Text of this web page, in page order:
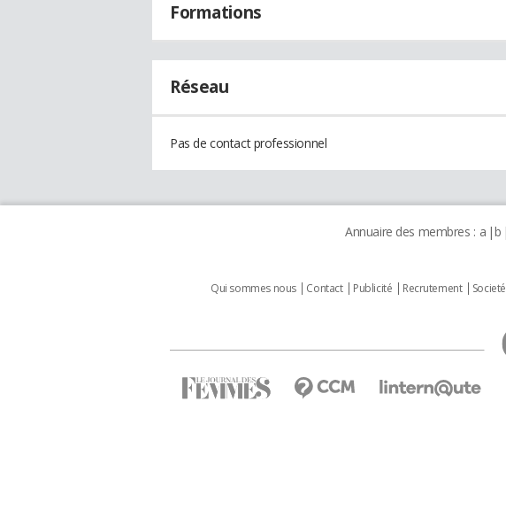
Formations
Réseau
Pas de contact professionnel
Annuaire des membres : a b
Qui sommes nous Contact Publicité Recrutement Societé